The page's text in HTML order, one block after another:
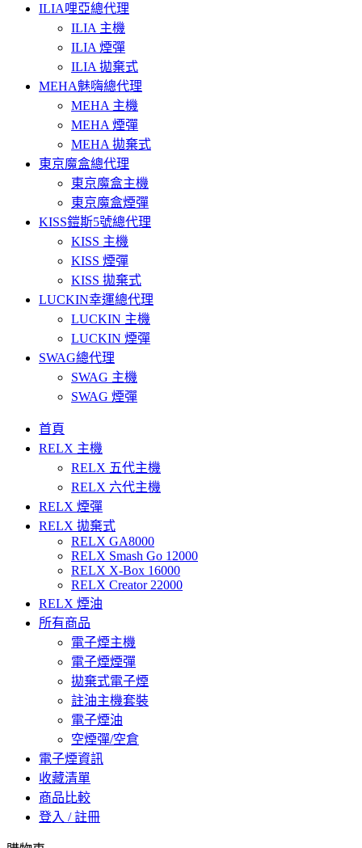
ILIA哩亞總代理
ILIA 主機
ILIA 煙彈
ILIA 拋棄式
MEHA魅嗨總代理
MEHA 主機
MEHA 煙彈
MEHA 拋棄式
東京魔盒總代理
東京魔盒主機
東京魔盒煙彈
KISS鎧斯5號總代理
KISS 主機
KISS 煙彈
KISS 拋棄式
LUCKIN幸運總代理
LUCKIN 主機
LUCKIN 煙彈
SWAG總代理
SWAG 主機
SWAG 煙彈
首頁
RELX 主機
RELX 五代主機
RELX 六代主機
RELX 煙彈
RELX 拋棄式
RELX GA8000
RELX Smash Go 12000
RELX X-Box 16000
RELX Creator 22000
RELX 煙油
所有商品
電子煙主機
電子煙煙彈
拋棄式電子煙
註油主機套裝
電子煙油
空煙彈/空倉
電子煙資訊
收藏清單
商品比較
登入 / 註冊